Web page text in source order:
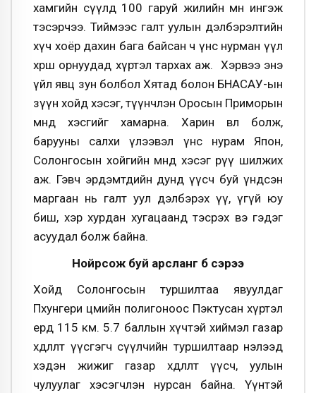
хамгийн сүүлд 100 гаруй жилийн өмнө ингэж
тэсэрчээ. Тиймээс галт уулын дэлбэрэлтийн
хүч хоёр дахин бага байсан ч үнс нурман үүл
хөрш орнуудад хүртэл тархах аж. Хэрвээ энэ
үйл явц зун болбол Хятад болон БНАСАУ-ын
зүүн хойд хэсэг, түүнчлэн Оросын Приморын
өмнөд хэсгийг хамарна. Харин өвөл болж,
барууны салхи үлээвэл үнс нурам Япон,
Солонгосын хойгийн өмнөд хэсэг рүү шилжих
аж. Гэвч эрдэмтдийн дунд үүсч буй үндсэн
маргаан нь галт уул дэлбэрэх үү, үгүй юу
биш, хэр хурдан хугацаанд тэсрэх вэ гэдэг
асуудал болж байна.
Нойрсож буй арсланг бүү сэрээ
Хойд Солонгосын туршилтаа явуулдаг
Пхунгери цөмийн полигоноос Пэктусан хүртэл
ердөө 115 км. 5.7 баллын хүчтэй хиймэл газар
хөдлөлт үүсгэгч сүүлчийн туршилтаар нэлээд
хэдэн жижиг газар хөдлөлт үүсч, уулын
чулуулаг хэсэгчлэн нурсан байна. Үүнтэй